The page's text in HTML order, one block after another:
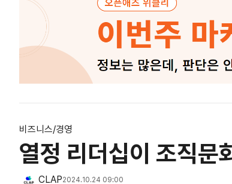
비즈니스/경영
열정 리더십이 조직문
CLAP2024.10.24 09:00